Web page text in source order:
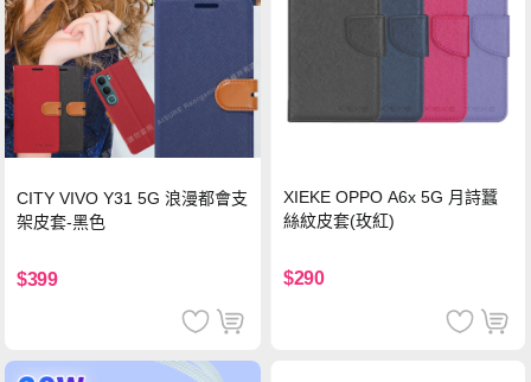
CITY VIVO Y31 5G 浪漫都會支
架皮套-黑色
$399
XIEKE OPPO A6x 5G 月詩蠶
絲紋皮套(玫紅)
$290